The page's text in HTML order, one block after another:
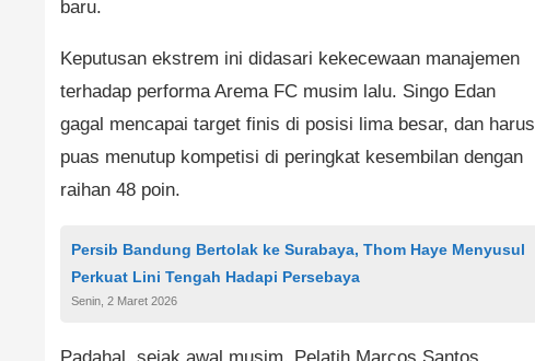
baru.
Keputusan ekstrem ini didasari kekecewaan manajemen
terhadap performa Arema FC musim lalu. Singo Edan
gagal mencapai target finis di posisi lima besar, dan harus
puas menutup kompetisi di peringkat kesembilan dengan
raihan 48 poin.
Persib Bandung Bertolak ke Surabaya, Thom Haye Menyusul
Perkuat Lini Tengah Hadapi Persebaya
Senin, 2 Maret 2026